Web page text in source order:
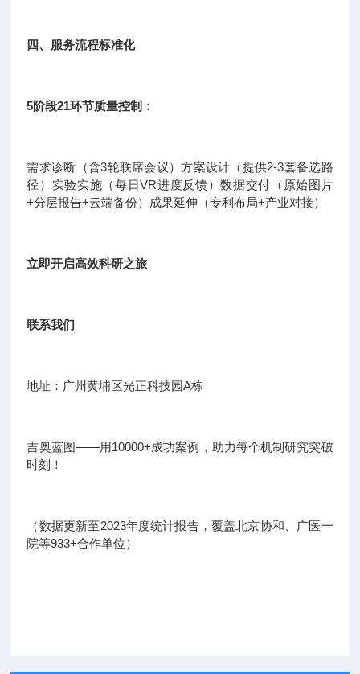
四、服务流程标准化
5阶段21环节质量控制：
需求诊断（含3轮联席会议）方案设计（提供2-3套备选路
径）实验实施（每日VR进度反馈）数据交付（原始图片
+分层报告+云端备份）成果延伸（专利布局+产业对接）
立即开启高效科研之旅
联系我们
地址：广州黄埔区光正科技园A栋
吉奥蓝图——用10000+成功案例，助力每个机制研究突破
时刻！
（数据更新至2023年度统计报告，覆盖北京协和、广医一
院等933+合作单位）